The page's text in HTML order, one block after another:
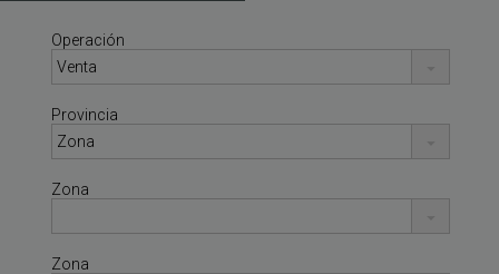
Operación
Provincia
Zona
Zona